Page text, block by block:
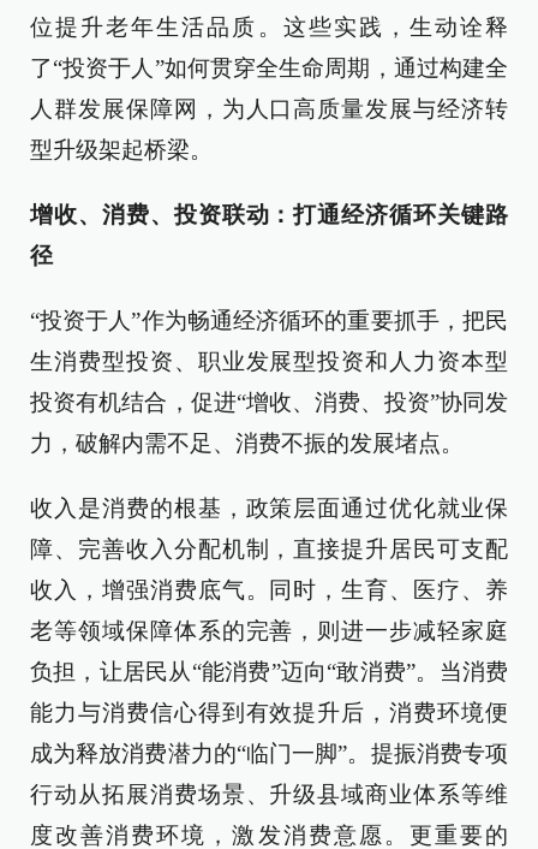
位提升老年生活品质。这些实践，生动诠释
了“投资于人”如何贯穿全生命周期，通过构建全
人群发展保障网，为人口高质量发展与经济转
型升级架起桥梁。
增收、消费、投资联动：打通经济循环关键路
径​
“投资于人”作为畅通经济循环的重要抓手，把民
生消费型投资、职业发展型投资和人力资本型
投资有机结合，促进“增收、消费、投资”协同发
力，破解内需不足、消费不振的发展堵点。
收入是消费的根基，政策层面通过优化就业保
障、完善收入分配机制，直接提升居民可支配
收入，增强消费底气。同时，生育、医疗、养
老等领域保障体系的完善，则进一步减轻家庭
负担，让居民从“能消费”迈向“敢消费”。当消费
能力与消费信心得到有效提升后，消费环境便
成为释放消费潜力的“临门一脚”。提振消费专项
行动从拓展消费场景、升级县域商业体系等维
度改善消费环境，激发消费意愿。更重要的